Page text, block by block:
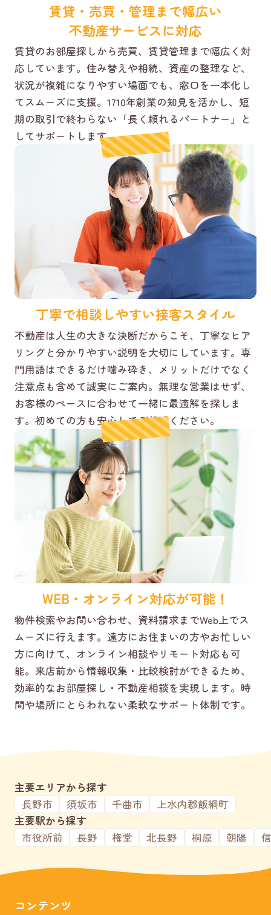
賃貸・売買・管理まで幅広い
不動産サービスに対応
賃貸のお部屋探しから売買、賃貸管理まで幅広く対
応しています。住み替えや相続、資産の整理など、
状況が複雑になりやすい場面でも、窓口を一本化し
てスムーズに支援。1710年創業の知見を活かし、短
期の取引で終わらない「長く頼れるパートナー」と
してサポートします。
丁寧で相談しやすい接客スタイル
不動産は人生の大きな決断だからこそ、丁寧なヒア
リングと分かりやすい説明を大切にしています。専
門用語はできるだけ噛み砕き、メリットだけでなく
注意点も含めて誠実にご案内。無理な営業はせず、
お客様のペースに合わせて一緒に最適解を探しま
す。初めての方も安心してご相談ください。
WEB・オンライン対応が可能！
物件検索やお問い合わせ、資料請求までWeb上でス
ムーズに行えます。遠方にお住まいの方やお忙しい
方に向けて、オンライン相談やリモート対応も可
能。来店前から情報収集・比較検討ができるため、
効率的なお部屋探し・不動産相談を実現します。時
間や場所にとらわれない柔軟なサポート体制です。
主要エリアから探す
長野市
須坂市 千曲市
上水内郡飯綱町
主要駅から探す
市役所前
長野 権堂 北長野 桐原 朝陽
コンテンツ